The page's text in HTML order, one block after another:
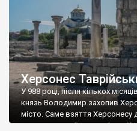
Херсонес
У 988 році, після кількох
князь Володимир захопив
місто. Саме взяття
диктувати свої умови